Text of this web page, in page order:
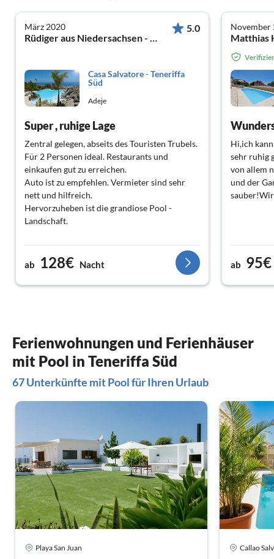
März 2020
Rüdiger aus Niedersachsen - Wedemark
5.0
Casa Salvatore - Teneriffa
Süd
Adeje
Super , ruhige Lage
Zentral gelegen, abseits des Touristen Trubels.
Für 2 Personen ideal. Restaurants und
einkaufen gut zu erreichen.
Auto ist zu empfehlen. Vermieter sind sehr
nett und hilfreich.
Hervorzuheben ist die grandiose Pool -
Landschaft.
ab 128€ Nacht
November
Hi,ich
sehr ruhig
von allem
und der
ab 95€
Ferienwohnungen und Ferienhäuser
mit Pool in Teneriffa Süd
67 Unterkünfte mit Pool für Ihren Urlaub
Playa San Juan Callao